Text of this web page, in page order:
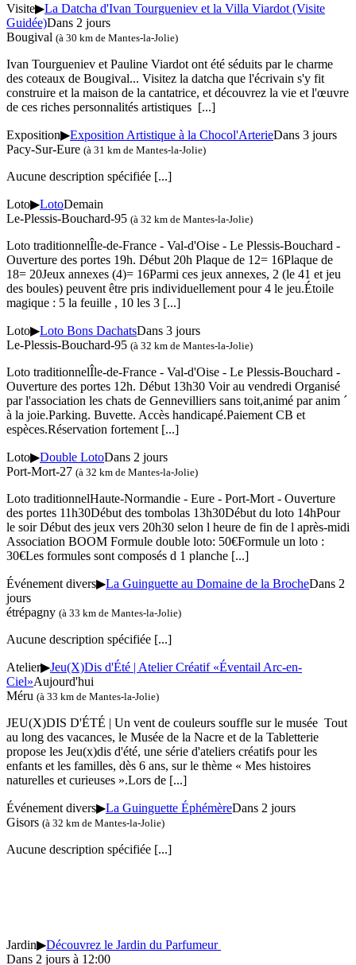
Visite▶La Datcha d'Ivan Tourgueniev et la Villa Viardot (Visite
Guidée)Dans 2 jours
Bougival (à 30 km de Mantes-la-Jolie)
Ivan Tourgueniev et Pauline Viardot ont été séduits par le charme
des coteaux de Bougival... Visitez la datcha que l'écrivain s'y fit
construire et la maison de la cantatrice, et découvrez la vie et l'œuvre
de ces riches personnalités artistiques [...]
Exposition▶Exposition Artistique à la Chocol'ArterieDans 3 jours
Pacy-Sur-Eure (à 31 km de Mantes-la-Jolie)
Aucune description spécifiée [...]
Loto▶LotoDemain
Le-Plessis-Bouchard-95 (à 32 km de Mantes-la-Jolie)
Loto traditionnelÎle-de-France - Val-d'Oise - Le Plessis-Bouchard -
Ouverture des portes 19h. Début 20h Plaque de 12= 16Plaque de
18= 20Jeux annexes (4)= 16Parmi ces jeux annexes, 2 (le 41 et jeu
des boules) peuvent être pris individuellement pour 4 le jeu.Étoile
magique : 5 la feuille , 10 les 3 [...]
Loto▶Loto Bons DachatsDans 3 jours
Le-Plessis-Bouchard-95 (à 32 km de Mantes-la-Jolie)
Loto traditionnelÎle-de-France - Val-d'Oise - Le Plessis-Bouchard -
Ouverture des portes 12h. Début 13h30 Voir au vendredi Organisé
par l'association les chats de Gennevilliers sans toit,animé par anim ´
à la joie.Parking. Buvette. Accès handicapé.Paiement CB et
espèces.Réservation fortement [...]
Loto▶Double LotoDans 2 jours
Port-Mort-27 (à 32 km de Mantes-la-Jolie)
Loto traditionnelHaute-Normandie - Eure - Port-Mort - Ouverture
des portes 11h30Début des tombolas 13h30Début du loto 14hPour
le soir Début des jeux vers 20h30 selon l heure de fin de l après-midi
Association BOOM Formule double loto: 50€Formule un loto :
30€Les formules sont composés d 1 planche [...]
Événement divers▶La Guinguette au Domaine de la BrocheDans 2
jours
étrépagny (à 33 km de Mantes-la-Jolie)
Aucune description spécifiée [...]
Atelier▶Jeu(X)Dis d'Été | Atelier Créatif «Éventail Arc-en-
Ciel»Aujourd'hui
Méru (à 33 km de Mantes-la-Jolie)
JEU(X)DIS D'ÉTÉ | Un vent de couleurs souffle sur le musée Tout
au long des vacances, le Musée de la Nacre et de la Tabletterie
propose les Jeu(x)dis d'été, une série d'ateliers créatifs pour les
enfants et les familles, dès 6 ans, sur le thème « Mes histoires
naturelles et curieuses ».Lors de [...]
Événement divers▶La Guinguette ÉphémèreDans 2 jours
Gisors (à 32 km de Mantes-la-Jolie)
Aucune description spécifiée [...]
Jardin▶Découvrez le Jardin du Parfumeur
Dans 2 jours à 12:00